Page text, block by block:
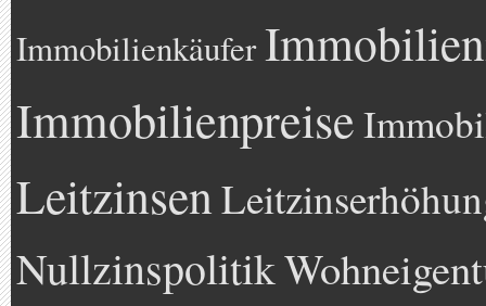
Immobilienkäufer
Immobilienpreise
Leitzinsen
Nullzinspolitik